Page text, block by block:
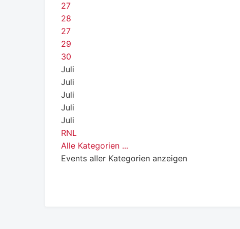
27
28
27
29
30
Juli
Juli
Juli
Juli
Juli
RNL
Alle Kategorien ...
Events aller Kategorien anzeigen